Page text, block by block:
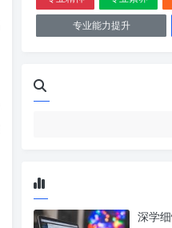
专业能力提升